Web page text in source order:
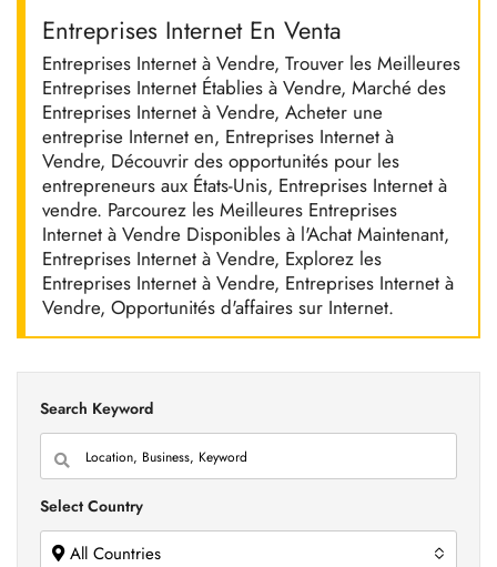
Entreprises Internet En Venta
Entreprises Internet à Vendre, Trouver les Meilleures
Entreprises Internet Établies à Vendre, Marché des
Entreprises Internet à Vendre, Acheter une
entreprise Internet en, Entreprises Internet à
Vendre, Découvrir des opportunités pour les
entrepreneurs aux États-Unis, Entreprises Internet à
vendre. Parcourez les Meilleures Entreprises
Internet à Vendre Disponibles à l'Achat Maintenant,
Entreprises Internet à Vendre, Explorez les
Entreprises Internet à Vendre, Entreprises Internet à
Vendre, Opportunités d'affaires sur Internet.
Search Keyword
Select Country
All Countries